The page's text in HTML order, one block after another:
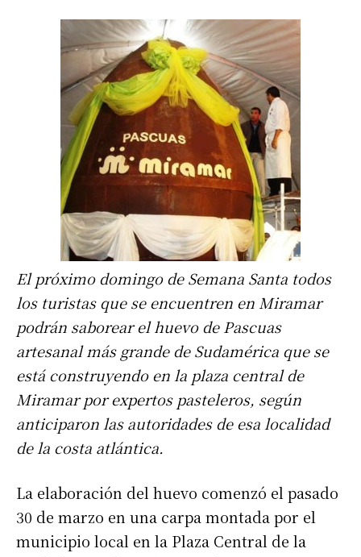
El próximo domingo de Semana Santa todos
los turistas que se encuentren en Miramar
podrán saborear el huevo de Pascuas
artesanal más grande de Sudamérica que se
está construyendo en la plaza central de
Miramar por expertos pasteleros, según
anticiparon las autoridades de esa localidad
de la costa atlántica.
La elaboración del huevo comenzó el pasado
30 de marzo en una carpa montada por el
municipio local en la Plaza Central de la